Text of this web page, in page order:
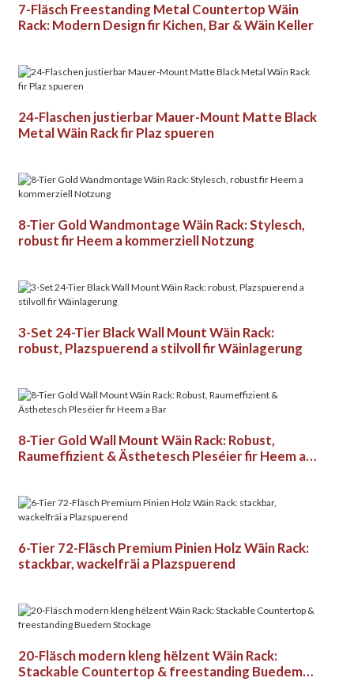
7-Fläsch Freestanding Metal Countertop Wäin
Rack: Modern Design fir Kichen, Bar & Wäin Keller
24-Flaschen justierbar Mauer-Mount Matte Black
Metal Wäin Rack fir Plaz spueren
8-Tier Gold Wandmontage Wäin Rack: Stylesch,
robust fir Heem a kommerziell Notzung
3-Set 24-Tier Black Wall Mount Wäin Rack:
robust, Plazspuerend a stilvoll fir Wäinlagerung
8-Tier Gold Wall Mount Wäin Rack: Robust,
Raumeffizient & Ästhetesch Pleséier fir Heem a
6-Tier 72-Fläsch Premium Pinien Holz Wäin Rack:
stackbar, wackelfräi a Plazspuerend
20-Fläsch modern kleng hëlzent Wäin Rack:
Stackable Countertop & freestanding Buedem